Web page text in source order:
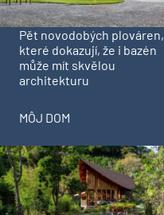
Pět novodobých plováren,
které dokazují, že i bazén
může mít skvělou
architekturu
MÔJ DOM